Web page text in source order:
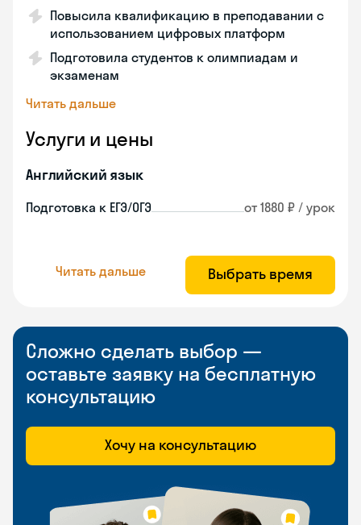
Повысила квалификацию в преподавании с
использованием цифровых платформ
Подготовила студентов к олимпиадам и
экзаменам
Читать дальше
Услуги и цены
Английский язык
Подготовка к ЕГЭ/ОГЭ от 1880 ₽ / урок
Читать дальше Выбрать время
Сложно сделать выбор —
оставьте заявку на бесплатную
консультацию
Хочу на консультацию